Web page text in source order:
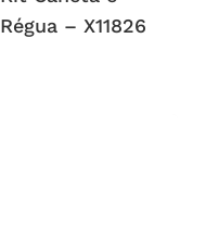
Régua – X11826